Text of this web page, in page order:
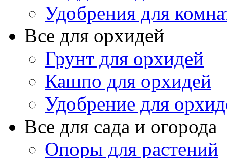
Удобрения для
Все для орхидей
Грунт для орхидей
Кашпо для орхидей
Удобрение для
Все для сада и огорода
Опоры для растений